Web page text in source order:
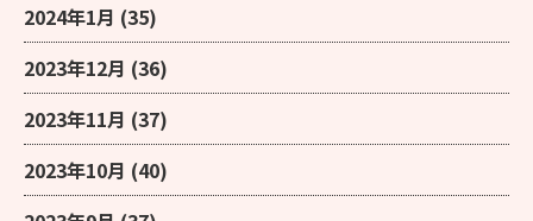
2024年1月 (35)
2023年12月 (36)
2023年11月 (37)
2023年10月 (40)